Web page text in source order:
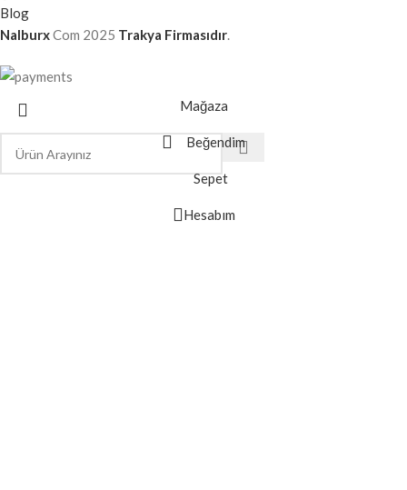
Blog
NalburxCom 2025 Trakya Firmasıdır.
Mağaza
Beğendim
Sepet
Hesabım